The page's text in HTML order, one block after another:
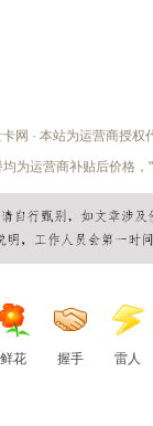
网 · 本站为运营商授权
为运营商补贴后价格
鲜花 握手 雷人